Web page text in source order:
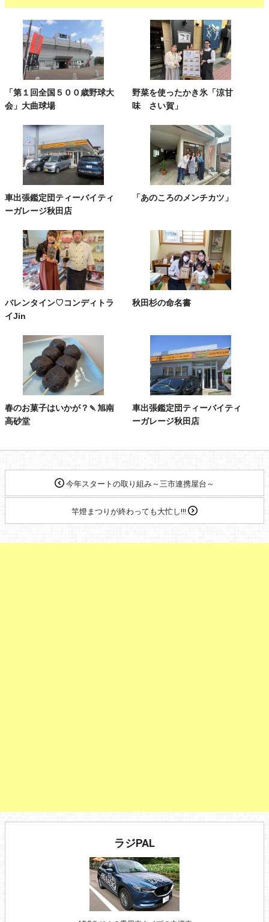
「第１回全国５００歳野球大
会」大曲球場
野菜を使ったかき氷「涼甘
味 さい賀」
車出張鑑定団ティーバイティ
ーガレージ秋田店
「あのころのメンチカツ」
バレンタイン♡コンディトラ
イJin
秋田杉の命名書
春のお菓子はいかが？🍡旭南
高砂堂
車出張鑑定団ティーバイティ
ーガレージ秋田店
今年スタートの取り組み～三市連携屋台～
竿燈まつりが終わっても大忙し!!!
ラジPAL